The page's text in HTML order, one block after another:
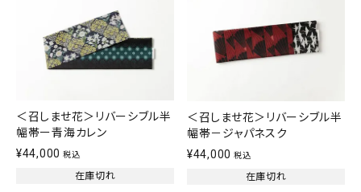
＜召しませ花＞リバーシブル半
幅帯ー青海カレン
¥44,000 税込
在庫切れ
＜召しませ花＞リバーシブル半
幅帯－ジャパネスク
¥44,000 税込
在庫切れ